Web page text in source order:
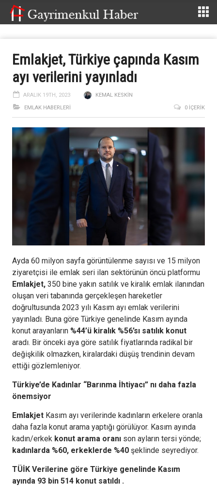
Emlakjet,Türkiye çapında Kasım
ayı verilerini yayınladı
ARALIK 19TH, 2023
KEMAL KESKIN
EMLAK HABERLERI
0 İÇERIK
Ayda 60 milyon sayfa görüntülenme sayısı ve 15 milyon
ziyaretçisi ile emlak seri ilan sektörünün öncü platformu
Emlakjet, 350 bine yakın satılık ve kiralık emlak ilanından
oluşan veri tabanında gerçekleşen hareketler
doğrultusunda 2023 yılı Kasım ayı emlak verilerini
yayınladı. Buna göre Türkiye genelinde Kasım ayında
konut arayanların %44’ü kiralık %56’sı satılık konut
aradı. Bir önceki aya göre satılık fiyatlarında radikal bir
değişkilik olmazken, kiralardaki düşüş trendinin devam
ettiği gözlemleniyor.
Türkiye’de Kadınlar “Barınma İhtiyacı” nı daha fazla
önemsiyor
Emlakjet Kasım ayı verilerinde kadınların erkelere oranla
daha fazla konut arama yaptığı görülüyor. Kasım ayında
kadın/erkek konut arama oranı son ayların tersi yönde;
kadınlarda %60, erkeklerde %40 şeklinde seyrediyor.
TÜİK Verilerine göre Türkiye genelinde Kasım
ayında 93 bin 514 konut satıldı .